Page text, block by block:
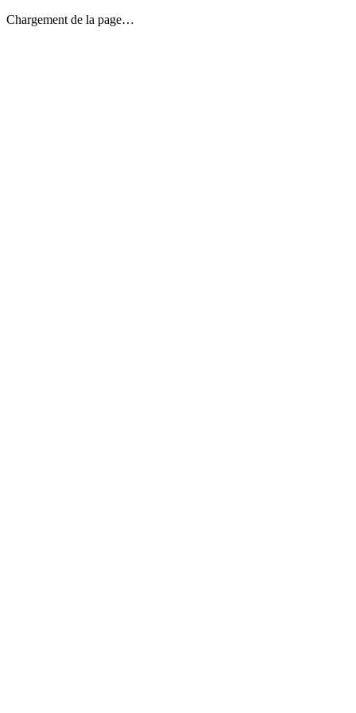
Chargement de la page…